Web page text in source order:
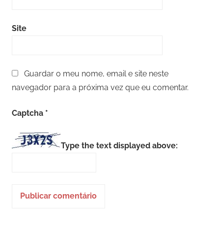
Site
Guardar o meu nome, email e site neste
navegador para a próxima vez que eu comentar.
Captcha *
Type the text displayed above: